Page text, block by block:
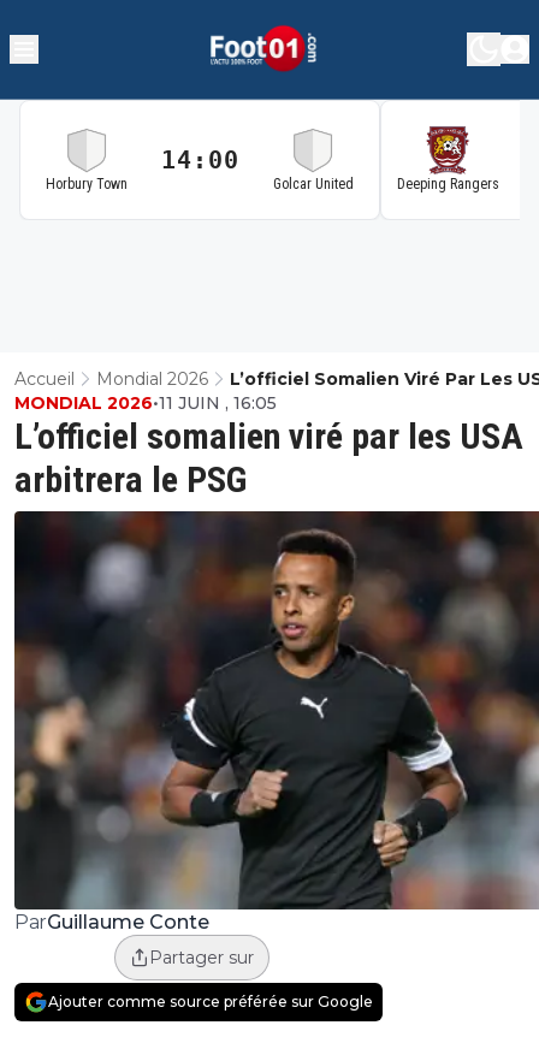
Horbury Town
14:00
Golcar United Deeping Rangers
Accueil Mondial 2026
L’officiel Somalien Viré Par Les
Arbitrera Le PSG
L’officiel somalien viré par les USA
arbitrera le PSG
MONDIAL 2026•11 JUIN , 16:05
ParGuillaume Conte
Partager sur
Ajouter comme source préférée sur Google